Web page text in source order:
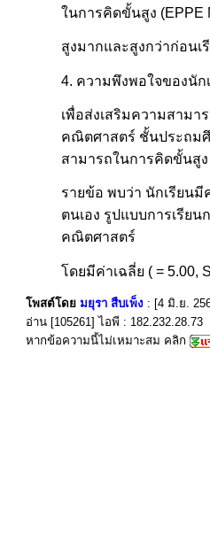
ในการคิดขั้นสูง (EPPE
สูงมากและสูงกว่าก่อนเ
4. ความพึงพอใจของนั
เพื่อส่งเสริมความสาม
คณิตศาสตร์ ชั้นประถมศึ
สามารถในการคิดขั้นสูง
รายข้อ พบว่า นักเรียน
ตนเอง รูปแบบการเรีย
คณิตศาสตร์
โดยมีค่าเฉลี่ย ( = 5.00,
โพสต์โดย มยุรา สืบเพ็ง : [4 มิ.ย.
อ่าน [105261] ไอพี : 182.232.28.73
หากข้อความนี้ไม่เหมาะสม คลิก